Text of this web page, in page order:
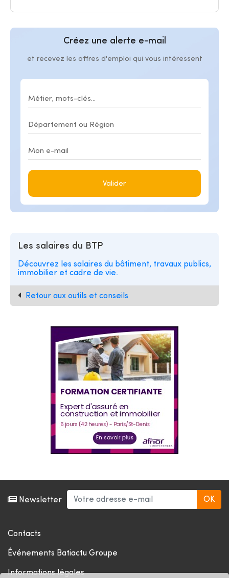
Créez une alerte e-mail
et recevez les offres d'emploi qui vous intéressent
Valider
Les salaires du BTP
Découvrez les salaires du bâtiment, travaux publics,
immobilier et cadre de vie.
Retour aux outils et conseils
Newsletter
Contacts
Événements Batiactu Groupe
Informations légales